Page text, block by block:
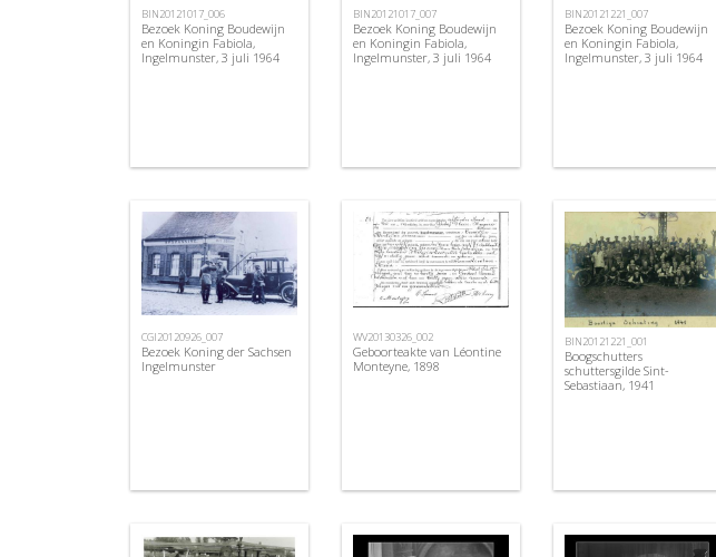
BIN20121017_006
Bezoek Koning Boudewijn
en Koningin Fabiola,
Ingelmunster, 3 juli 1964
BIN20121017_007
Bezoek Koning Boudewijn
en Koningin Fabiola,
Ingelmunster, 3 juli 1964
BIN20121221_007
Bezoek Koning Boudewijn
en Koningin Fabiola,
Ingelmunster, 3 juli 1964
CGI20120926_007
Bezoek Koning der Sachsen
Ingelmunster
WV20130326_002
Geboorteakte van Léontine
Monteyne, 1898
BIN20121221_001
Boogschutters
schuttersgilde Sint-
Sebastiaan, 1941